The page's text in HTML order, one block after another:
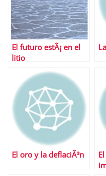
El futuro estÃ¡ en el
litio
El oro y la deflaciÃ³n